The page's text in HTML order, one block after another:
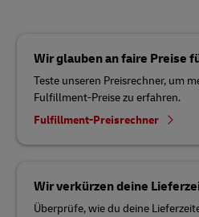
Wir glauben an faire Preise
Teste unseren Preisrechner, um
Fulfillment-Preise zu erfahren.
Fulfillment-Preisrechner
Wir verkürzen deine
Überprüfe, wie du deine